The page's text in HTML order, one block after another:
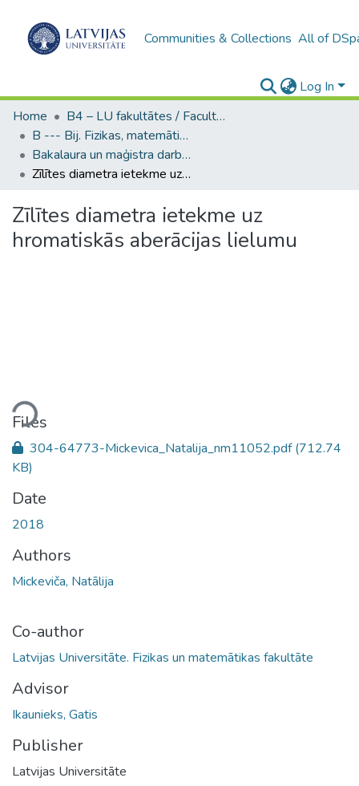
Communities & Collections All of
Log In
Home
B4 – LU fakultātes / Faculties of the UL
B --- Bij. Fizikas, matemātikas un optometrijas fakultātes studentu noslēguma darbi / Faculty of Physics, Mathematics and Optometry - Graduate works
Bakalaura un maģistra darbi (FMOF) / Bachelor's and Master's theses
Zīlītes diametra ietekme uz hromatiskās aberācijas lielumu
Zīlītes diametra ietekme uz
hromatiskās aberācijas lielumu
Files
304-64773-Mickevica_Natalija_nm11052.pdf(712.74
KB)
Date
2018
Authors
Mickeviča, Natālija
Co-author
Latvijas Universitāte. Fizikas un matemātikas fakultāte
Advisor
Ikaunieks, Gatis
Publisher
Latvijas Universitāte